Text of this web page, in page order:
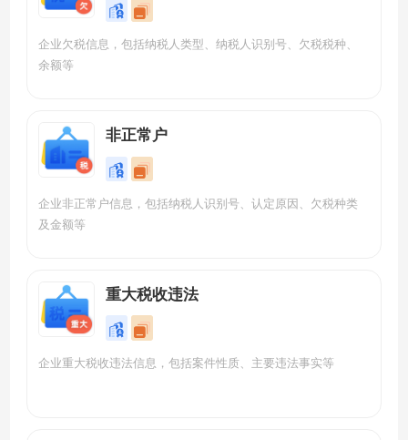
企业欠税信息，包括纳税人类型、纳税人识别号、欠税税种、
余额等
非正常户
企业非正常户信息，包括纳税人识别号、认定原因、欠税种类
及金额等
重大税收违法
企业重大税收违法信息，包括案件性质、主要违法事实等